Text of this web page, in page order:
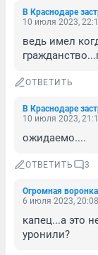
10 июля 2023,
ведь имел
ОТВЕТИТЬ
10 июля 2023,
ожидаемо....
ОТВЕТИТЬ 3
6 июля 2023, 20:08
капец...а это
уронили?